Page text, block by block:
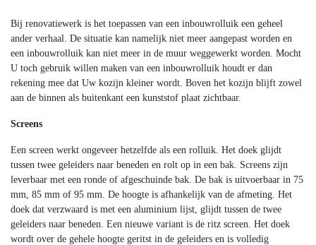
Bij renovatiewerk is het toepassen van een inbouwrolluik een geheel
ander verhaal. De situatie kan namelijk niet meer aangepast worden en
een inbouwrolluik kan niet meer in de muur weggewerkt worden. Mocht
U toch gebruik willen maken van een inbouwrolluik houdt er dan
rekening mee dat Uw kozijn kleiner wordt. Boven het kozijn blijft zowel
aan de binnen als buitenkant een kunststof plaat zichtbaar.
Screens
Een screen werkt ongeveer hetzelfde als een rolluik. Het doek glijdt
tussen twee geleiders naar beneden en rolt op in een bak. Screens zijn
leverbaar met een ronde of afgeschuinde bak. De bak is uitvoerbaar in 75
mm, 85 mm of 95 mm. De hoogte is afhankelijk van de afmeting. Het
doek dat verzwaard is met een aluminium lijst, glijdt tussen de twee
geleiders naar beneden. Een nieuwe variant is de ritz screen. Het doek
wordt over de gehele hoogte geritst in de geleiders en is volledig